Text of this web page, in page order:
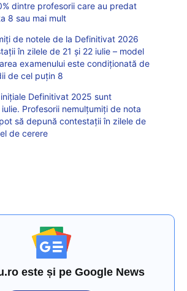
dintre profesorii care au predat
8 sau mai mult
de notele de la Definitivat 2026
în zilele de 21 și 22 iulie – model
examenului este condiționată de
de cel puțin 8
inițiale Definitivat 2025 sunt
Profesorii nemulțumiți de nota
să depună contestații în zilele de
de cerere
este și pe Google News